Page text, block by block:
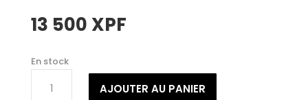
13 500 XPF
En stock
AJOUTER AU PANIER